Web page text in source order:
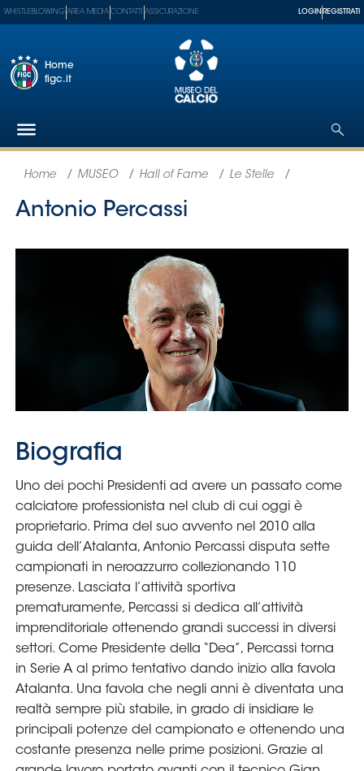
Federazione
Nazionali
Tecnici
Femminile
del
partner
delle
nazionali
Assicurazione
Cerca
Whistleblowing
Area
WHISTLEBLOWING AREA MEDIA CONTATTI ASSICURAZIONE LOGIN REGISTRATI
Home
figc.it